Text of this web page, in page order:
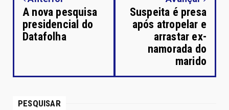
A nova pesquisa
presidencial do
Datafolha
Suspeita é presa
após atropelar e
arrastar ex-
namorada do
marido
PESQUISAR